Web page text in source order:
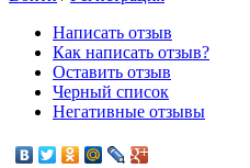
Написать отзыв
Как написать отзыв?
Оставить отзыв
Черный список
Негативные отзывы